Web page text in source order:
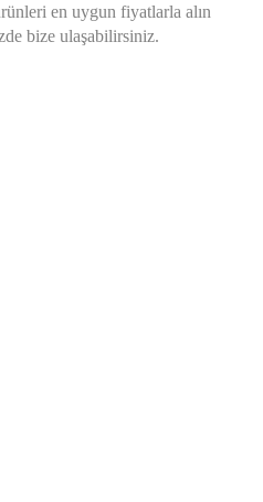
en uygun fiyatlarla alın
bize ulaşabilirsiniz.